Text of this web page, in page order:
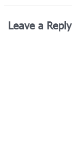
Leave a Reply